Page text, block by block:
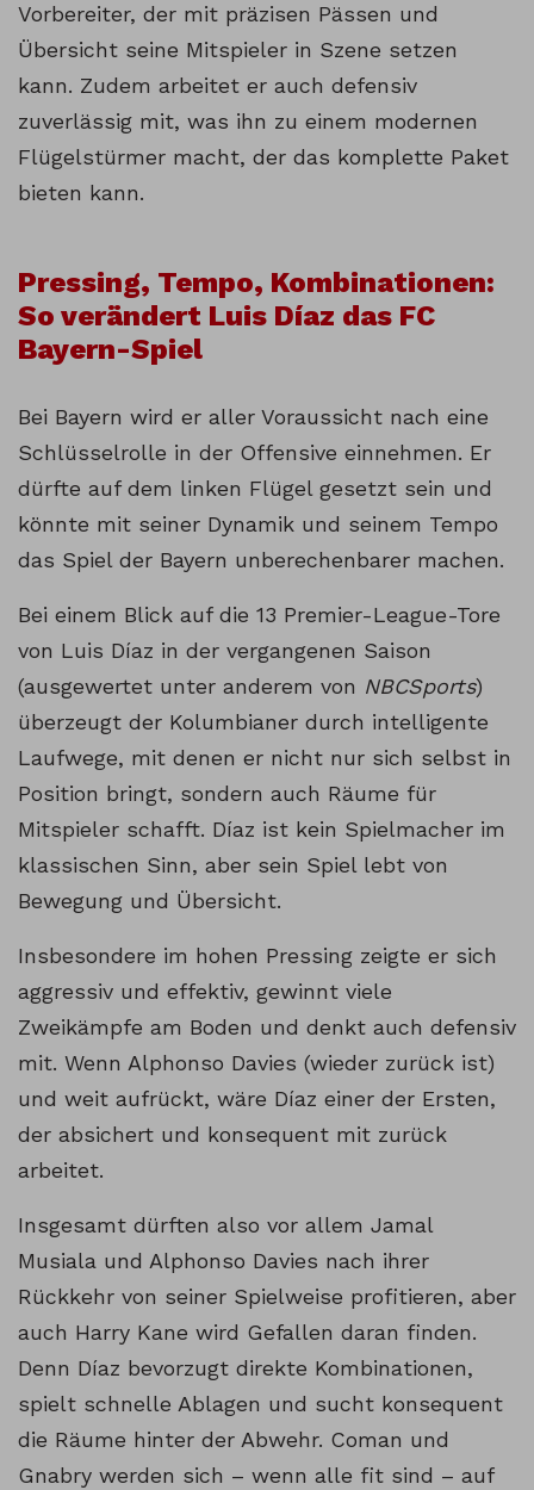
Vorbereiter, der mit präzisen Pässen und
Übersicht seine Mitspieler in Szene setzen
kann. Zudem arbeitet er auch defensiv
zuverlässig mit, was ihn zu einem modernen
Flügelstürmer macht, der das komplette Paket
bieten kann.
Pressing, Tempo, Kombinationen:
So verändert Luis Díaz das FC
Bayern-Spiel
Bei Bayern wird er aller Voraussicht nach eine
Schlüsselrolle in der Offensive einnehmen. Er
dürfte auf dem linken Flügel gesetzt sein und
könnte mit seiner Dynamik und seinem Tempo
das Spiel der Bayern unberechenbarer machen.
Bei einem Blick auf die 13 Premier-League-Tore
von Luis Díaz in der vergangenen Saison
(ausgewertet unter anderem von NBCSports)
überzeugt der Kolumbianer durch intelligente
Laufwege, mit denen er nicht nur sich selbst in
Position bringt, sondern auch Räume für
Mitspieler schafft. Díaz ist kein Spielmacher im
klassischen Sinn, aber sein Spiel lebt von
Bewegung und Übersicht.
Insbesondere im hohen Pressing zeigte er sich
aggressiv und effektiv, gewinnt viele
Zweikämpfe am Boden und denkt auch defensiv
mit. Wenn Alphonso Davies (wieder zurück ist)
und weit aufrückt, wäre Díaz einer der Ersten,
der absichert und konsequent mit zurück
arbeitet.
Insgesamt dürften also vor allem Jamal
Musiala und Alphonso Davies nach ihrer
Rückkehr von seiner Spielweise profitieren, aber
auch Harry Kane wird Gefallen daran finden.
Denn Díaz bevorzugt direkte Kombinationen,
spielt schnelle Ablagen und sucht konsequent
die Räume hinter der Abwehr. Coman und
Gnabry werden sich – wenn alle fit sind – auf